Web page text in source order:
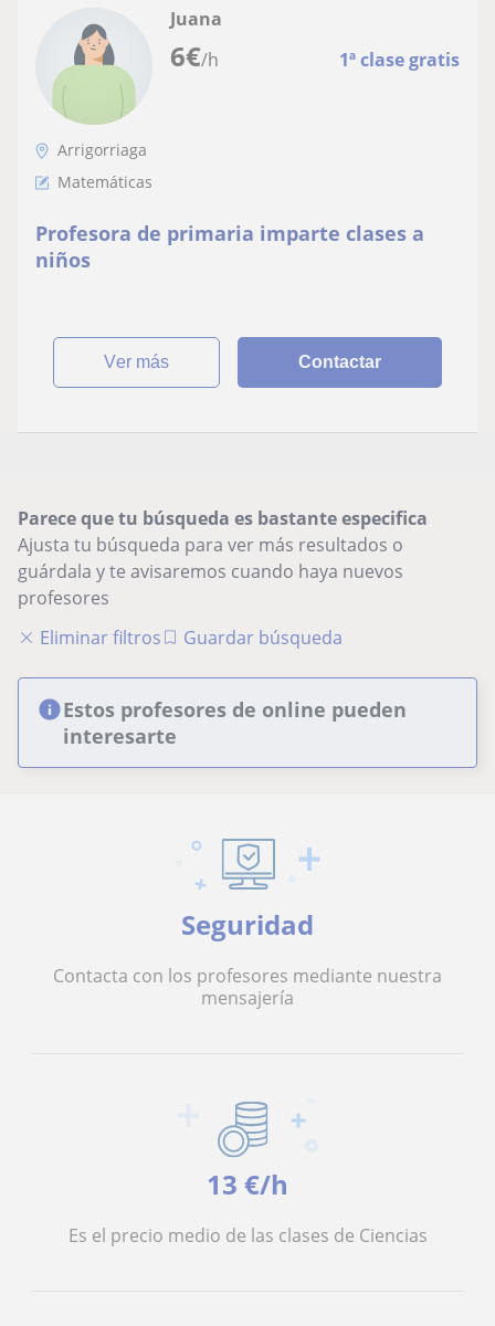
6€/h 1ª clase gratis
Juana
Arrigorriaga
Matemáticas
Profesora de primaria imparte clases a
niños
ver más Contactar
Parece que tu búsqueda es bastante especifica
Ajusta tu búsqueda para ver más resultados o
guárdala y te avisaremos cuando haya nuevos
profesores
Eliminar filtros
Guardar búsqueda
Estos profesores de online pueden
interesarte
Seguridad
Contacta con los profesores mediante nuestra
mensajería
13 €/h
Es el precio medio de las clases de Ciencias